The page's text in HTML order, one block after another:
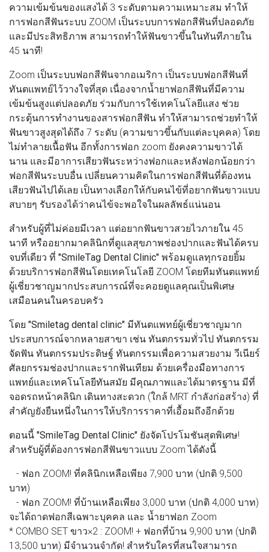
ความเข้มข้นของแสงได้ 3 ระดับตามความเหมาะสม ทำให้
การฟอกสีฟันระบบ ZOOM เป็นระบบการฟอกสีฟันที่ปลอดภัย
และมีประสิทธิภาพ สามารถทำให้ฟันขาวขึ้นในทันทีภายใน
45 นาที!
Zoom เป็นระบบฟอกสีฟันจากอเมริกา เป็นระบบฟอกสีฟันที่
ทันตเเพทย์ไว้วางใจที่สุด เนื่องจากน้ำยาฟอกสีฟันที่มีความ
เข้มข้นสูงแต่ปลอดภัย ร่วมกับการใช้เทคโนโลยีแสง ช่วย
กระตุ้นการทำงานของสารฟอกสีฟัน ทำให้สามารถช่วยทำให้
ฟันขาวสูงสุดได้ถึง 7 ระดับ (ความขาวขึ้นกับแต่ละบุคคล) โดย
ไม่ทำลายเนื้อฟัน อีกทั้งการฟอก zoom ยังคงความขาวได้
นาน และมีอาการเสียวฟันระหว่างฟอกและหลังฟอกน้อยกว่า
ฟอกสีฟันระบบอื่น เปลี่ยนความคิดในการฟอกสีฟันที่ต้องทน
เสียวฟันไปได้เลย เป็นทางเลือกให้กับคนไข้ที่อยากฟันขาวแบบ
สบายๆ รับรองได้ว่าคนไข้จะพอใจในผลลัพธ์แน่นอน
สำหรับผู้ที่ไม่ค่อยมีเวลา แต่อยากฟันขาวสวยไวภายใน 45
นาที หรืออยากมาคลินิกที่ดูแลสุขภาพช่องปากและฟันได้ครบ
จบที่เดียว ที่ "SmileTag Dental Clinic" พร้อมดูแลทุกรอยยิ้ม
ด้วยบริการฟอกสีฟันโดยเทคโนโลยี ZOOM โดยทีมทันตแพทย์
ผู้เชี่ยวชาญมากประสบการณ์ที่จะคอยดูแลคุณเป็นพิเศษ
เสมือนคนในครอบครัว
โดย "Smiletag dental clinic" มีทันตแพทย์ผู้เชี่ยวชาญมาก
ประสบการณ์จากหลายสาขา เช่น ทันตกรรมทั่วไป ทันตกรรม
จัดฟัน ทันตกรรมประดิษฐ์ ทันตกรรมเพื่อความสวยงาม วีเนียร์
ศัลยกรรมช่องปากและรากฟันเทียม ด้วยเครื่องมือทางการ
แพทย์และเทคโนโลยีทันสมัย มีคุณภาพและได้มาตรฐาน มีที่
จอดรถหน้าคลินิก เดินทางสะดวก (ใกล้ MRT กำลังก่อสร้าง) ที่
สำคัญยังยืนหนึ่งในการให้บริการราคาที่เอื้อมถึงอีกด้วย
ตอนนี้ "SmileTag Dental Clinic" ยังจัดโปรโมชันสุดพิเศษ!
สำหรับผู้ที่ต้องการฟอกสีฟันขาวแบบ Zoom ได้ดังนี้
- ฟอก ZOOM! ที่คลินิกเหลือเพียง 7,900 บาท (ปกติ 9,500
บาท)
- ฟอก ZOOM! ที่บ้านเหลือเพียง 3,000 บาท (ปกติ 4,000 บาท)
จะได้ถาดฟอกสีเฉพาะบุคคล และ น้ำยาฟอก Zoom
* COMBO SET ขาว×2 : ZOOM! + ฟอกที่บ้าน 9,900 บาท (ปกติ
13,500 บาท) มีจำนวนจำกัด! สำหรับใครที่สนใจสามารถ